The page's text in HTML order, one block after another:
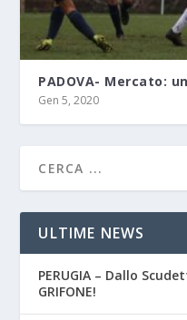
PADOVA- Mercato:
Gen 5, 2020
ULTIME NEWS
PERUGIA – Dallo
GRIFONE!